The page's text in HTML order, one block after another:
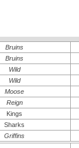
Bruins
Bruins
Wild
Wild
Moose
Reign
Kings
Sharks
Griffins